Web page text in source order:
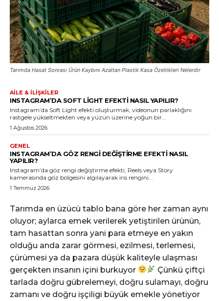
Tarımda Hasat Sonrası Ürün Kaybını Azaltan Plastik Kasa Özellikleri Nelerdir
AILE & İLIŞKILER
INSTAGRAM’DA SOFT LIGHT EFEKTI NASIL YAPILIR?
Instagram’da Soft Light efekti oluşturmak, videonun parlaklığını
rastgele yükseltmekten veya yüzün üzerine yoğun bir...
1 Ağustos 2026
GENEL
INSTAGRAM’DA GÖZ RENGI DEĞIŞTIRME EFEKTI NASIL
YAPILIR?
Instagram’da göz rengi değiştirme efekti, Reels veya Story
kamerasında göz bölgesini algılayarak iris rengini...
1 Temmuz 2026
Tarımda en üzücü tablo bana göre her zaman aynı
oluyor; aylarca emek verilerek yetiştirilen ürünün,
tam hasattan sonra yani para etmeye en yakın
olduğu anda zarar görmesi, ezilmesi, terlemesi,
çürümesi ya da pazara düşük kaliteyle ulaşması
gerçekten insanın içini burkuyor
Çünkü çiftçi
tarlada doğru gübrelemeyi, doğru sulamayı, doğru
zamanı ve doğru işçiligi büyük emekle yönetiyor